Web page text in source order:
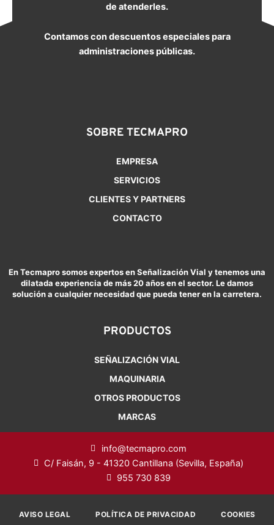
de atenderles.
Contamos con descuentos especiales para
administraciones públicas.
SOBRE TECMAPRO
EMPRESA
SERVICIOS
CLIENTES Y PARTNERS
CONTACTO
En Tecmapro somos expertos en Señalización Vial y tenemos una
dilatada experiencia de más 20 años en el sector. Le damos
solución a cualquier necesidad que pueda tener en la carretera.
PRODUCTOS
SEÑALIZACIÓN VIAL
MAQUINARIA
OTROS PRODUCTOS
MARCAS
info@tecmapro.com
C/ Faisán, 9 - 41320 Cantillana (Sevilla, España)
955 730 839
AVISO LEGAL POLÍTICA DE PRIVACIDAD COOKIES